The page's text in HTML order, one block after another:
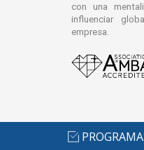
con una
influenciar
empresa.